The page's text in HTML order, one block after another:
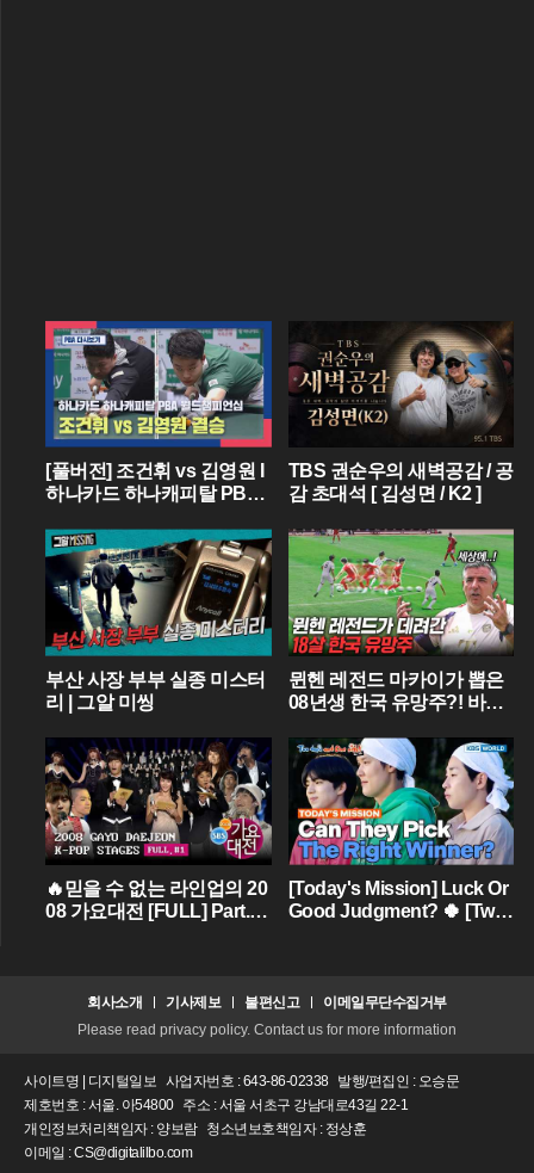
[풀버전] 조건휘 vs 김영원 I
하나카드 하나캐피탈 PBA
3.15 방송
TBS 권순우의 새벽공감 / 공
감 초대석 [ 김성면 / K2 ]
부산 사장 부부 실종 미스터
리 | 그알 미씽
뮌헨 레전드 마카이가 뽑은
08년생 한국 유망주?! 바이
4명이라니...
🔥믿을 수 없는 라인업의 20
08 가요대전 [FULL] Part.01
[Today's Mission] Luck Or
Good Judgment? 🍀 [Two
회사소개 기사제보 불편신고
이메일무단수집거부
Please read privacy policy. Contact us for more information
사이트명 | 디지털일보 사업자번호 : 643-86-02338
발행/편집인 : 오승문
제호번호 : 서울. 아54800
주소 : 서울 서초구 강남대로43길 22-1
개인정보처리책임자 : 양보람
청소년보호책임자 : 정상훈
이메일 : CS@digitalilbo.com